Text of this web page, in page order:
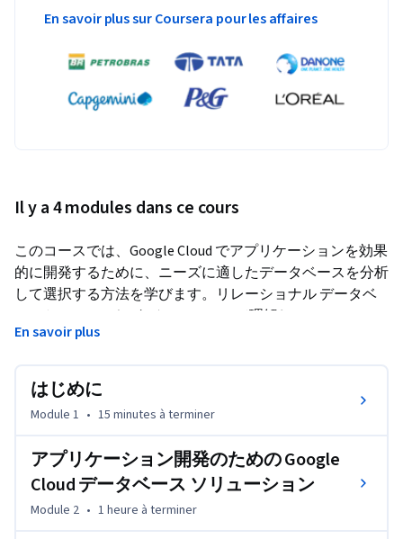
En savoir plus sur Coursera pour les affaires
Il y a 4 modules dans ce cours
このコースでは、Google Cloud でアプリケーションを効果
的に開発するために、ニーズに適したデータベースを分析
して選択する方法を学びます。リレーショナル データベ
ースと NoSQL データベースについて理解し、Cloud SQL、
AlloyDB、Spanner の知識を深めて、データベースの強み
を学びます。また、Vector Search の構成とアプリケーシ
ョンのクラウド移行の実践的な経験を積むことができま
す。
En savoir plus
はじめに
Module 1 • 15 minutes à terminer
アプリケーション開発のための Google
Cloud データベース ソリューション
Module 2 • 1 heure à terminer